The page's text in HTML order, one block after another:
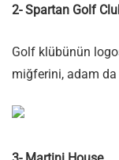
2- Spartan Golf
Golf klübünün
miğferini, adam